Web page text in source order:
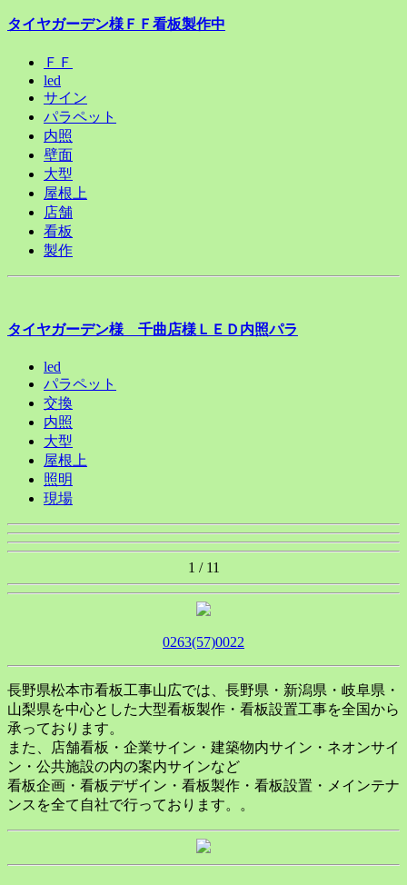
タイヤガーデン様ＦＦ看板製作中
ＦＦ
led
サイン
パラペット
内照
壁面
大型
屋根上
店舗
看板
製作
タイヤガーデン様 千曲店様ＬＥＤ内照パラ
led
パラペット
交換
内照
大型
屋根上
照明
現場
1 / 11
0263(57)0022
長野県松本市看板工事山広では、長野県・新潟県・岐阜県・
山梨県を中心とした大型看板製作・看板設置工事を全国から
承っております。
また、店舗看板・企業サイン・建築物内サイン・ネオンサイ
ン・公共施設の内の案内サインなど
看板企画・看板デザイン・看板製作・看板設置・メインテナ
ンスを全て自社で行っております。。